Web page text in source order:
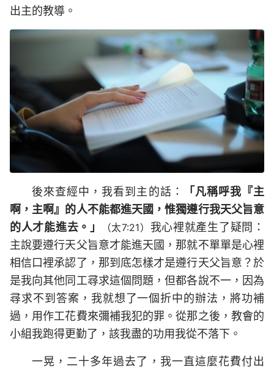
出主的教導。
後來查經中，我看到主的話：
「凡稱呼我『主
啊，主啊』的人不能都進天國，惟獨遵行我天父旨意
的人才能進去。」
（太7:21） 我心裡就產生了疑問：
主說要遵行天父旨意才能進天國，那就不單單是心裡
相信口裡承認了，那到底怎樣才是遵行天父旨意？於
是我向其他同工尋求這個問題，但都各說不一，因為
尋求不到答案，我就想了一個折中的辦法，將功補
過，用作工花費來彌補我犯的罪。從那之後，教會的
小組我跑得更勤了，該我盡的功用我從不落下。
一晃，二十多年過去了，我一直這麼花費付出